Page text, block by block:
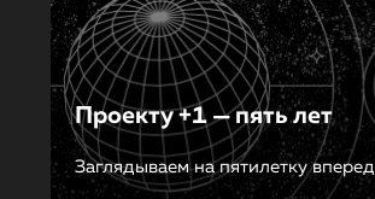
Проекту +1 — пять лет
Заглядываем на пятилетку вперед